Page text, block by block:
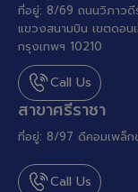
ที่อยู่: 8/69 ถนนวิภาว
แขวงสนามบิน เขตดอน
กรุงเทพฯ 10210
Call Us
สาขาศรีราชา
ที่อยู่: 8/97 ดีคอมเพล็ก
Call Us